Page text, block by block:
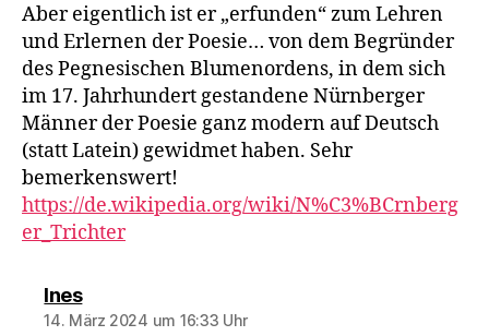
Aber eigentlich ist er „erfunden“ zum Lehren
und Erlernen der Poesie… von dem Begründer
des Pegnesischen Blumenordens, in dem sich
im 17. Jahrhundert gestandene Nürnberger
Männer der Poesie ganz modern auf Deutsch
(statt Latein) gewidmet haben. Sehr
bemerkenswert!
https://de.wikipedia.org/wiki/N%C3%BCrnberg
er_Trichter
Inessagt:
14. März 2024 um 16:33 Uhr